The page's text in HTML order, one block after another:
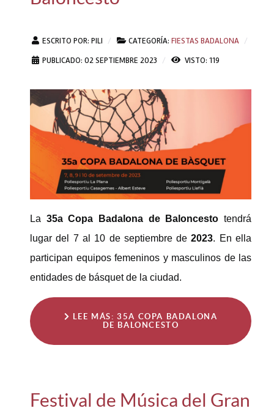
ESCRITO POR: PILI CATEGORÍA: FIESTAS BADALONA
PUBLICADO: 02 SEPTIEMBRE 2023
VISTO: 119
La 35a Copa Badalona de Baloncesto tendrá
lugar del 7 al 10 de septiembre de2023. En ella
participan equipos femeninos y masculinos de las
entidades de básquet de la ciudad.
LEE MÁS: 35A COPA BADALONA
DE BALONCESTO
Festival de Música del Gran